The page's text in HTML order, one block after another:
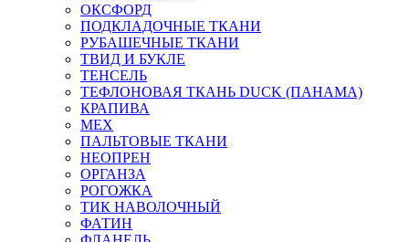
ОКСФОРД
ПОДКЛАДОЧНЫЕ ТКАНИ
РУБАШЕЧНЫЕ ТКАНИ
ТВИД И БУКЛЕ
ТЕНСЕЛЬ
ТЕФЛОНОВАЯ ТКАНЬ DUCK (ПАНАМА)
КРАПИВА
МЕХ
ПАЛЬТОВЫЕ ТКАНИ
НЕОПРЕН
ОРГАНЗА
РОГОЖКА
ТИК НАВОЛОЧНЫЙ
ФАТИН